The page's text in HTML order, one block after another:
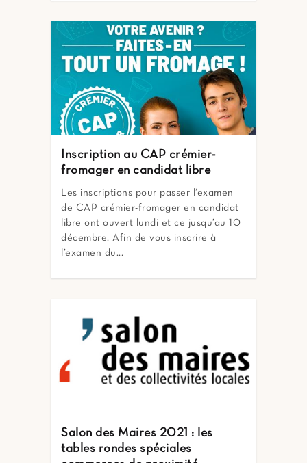
Inscription au CAP crémier-
fromager en candidat libre
Les inscriptions pour passer l’examen
de CAP crémier-fromager en candidat
libre ont ouvert lundi et ce jusqu’au 10
décembre. Afin de vous inscrire à
l’examen du...
Salon des Maires 2021 : les
tables rondes spéciales